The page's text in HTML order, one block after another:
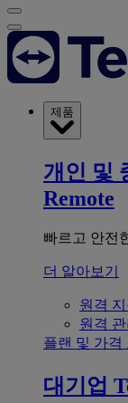
제품
개인 및
Remote
빠르고 안전
더 알아보기
원격 지
원격 관
플랜 및 가격
대기업